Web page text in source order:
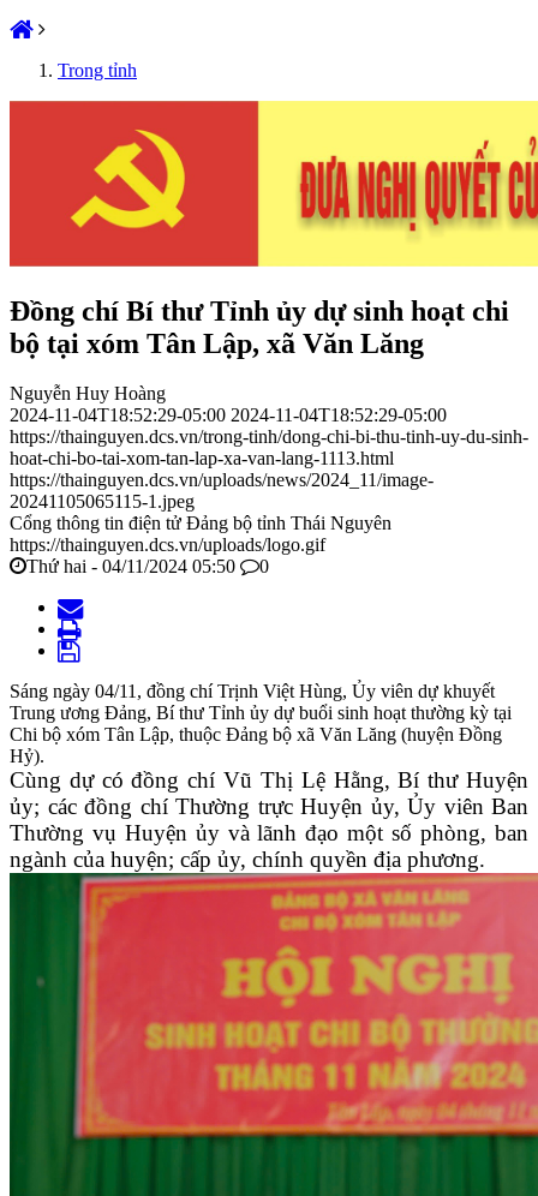
Trong tỉnh
Đồng chí Bí thư Tỉnh ủy dự sinh hoạt chi
bộ tại xóm Tân Lập, xã Văn Lăng
Nguyễn Huy Hoàng
2024-11-04T18:52:29-05:00 2024-11-04T18:52:29-05:00
https://thainguyen.dcs.vn/trong-tinh/dong-chi-bi-thu-tinh-uy-du-sinh-
hoat-chi-bo-tai-xom-tan-lap-xa-van-lang-1113.html
https://thainguyen.dcs.vn/uploads/news/2024_11/image-
20241105065115-1.jpeg
Cổng thông tin điện tử Đảng bộ tỉnh Thái Nguyên
https://thainguyen.dcs.vn/uploads/logo.gif
Thứ hai - 04/11/2024 05:50
0
Sáng ngày 04/11, đồng chí Trịnh Việt Hùng, Ủy viên dự khuyết
Trung ương Đảng, Bí thư Tỉnh ủy dự buổi sinh hoạt thường kỳ tại
Chi bộ xóm Tân Lập, thuộc Đảng bộ xã Văn Lăng (huyện Đồng
Hỷ).
Cùng dự có đồng chí Vũ Thị Lệ Hằng, Bí thư Huyện
ủy; các đồng chí Thường trực Huyện ủy, Ủy viên Ban
Thường vụ Huyện ủy và lãnh đạo một số phòng, ban
ngành của huyện; cấp ủy, chính quyền địa phương.